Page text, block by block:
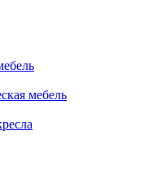
мебель